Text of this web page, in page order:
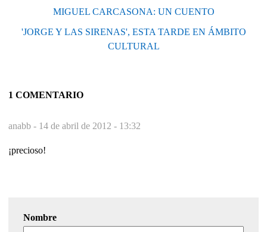
MIGUEL CARCASONA: UN CUENTO
'JORGE Y LAS SIRENAS', ESTA TARDE EN ÁMBITO
CULTURAL
1 COMENTARIO
anabb - 14 de abril de 2012 - 13:32
¡precioso!
Nombre